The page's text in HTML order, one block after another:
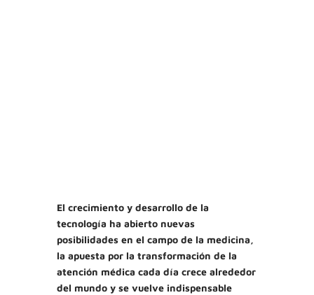
El crecimiento y desarrollo de la
tecnología ha abierto nuevas
posibilidades en el campo de la medicina,
la apuesta por la transformación de la
atención médica cada día crece alrededor
del mundo y se vuelve indispensable